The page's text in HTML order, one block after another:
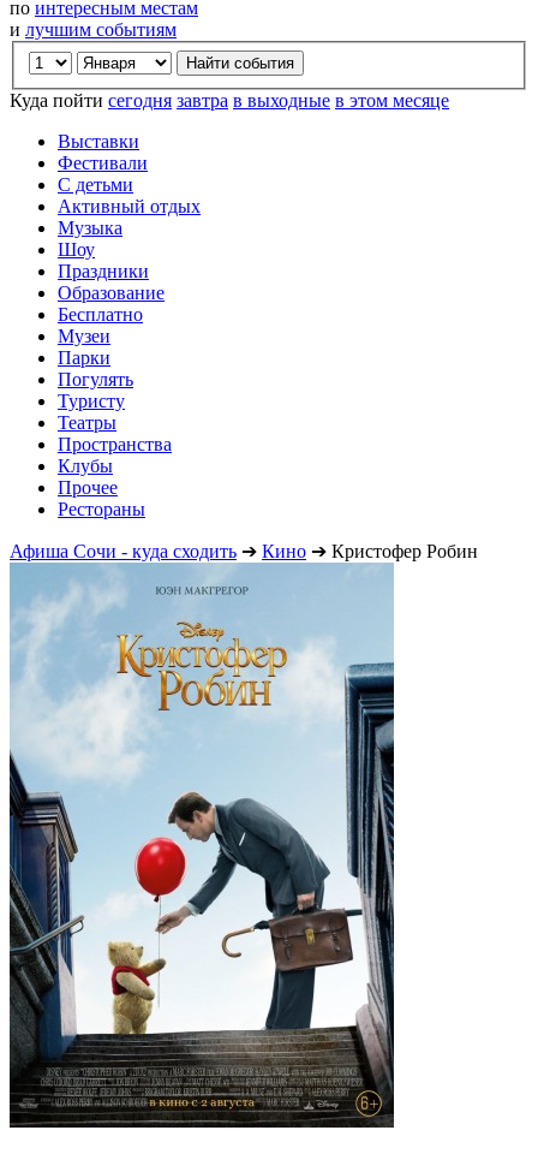
по интересным местам
и лучшим событиям
Куда пойти сегодня завтра в выходные в этом месяце
Выставки
Фестивали
С детьми
Активный отдых
Музыка
Шоу
Праздники
Образование
Бесплатно
Музеи
Парки
Погулять
Туристу
Театры
Пространства
Клубы
Прочее
Рестораны
Афиша Сочи - куда сходить ➔ Кино ➔ Кристофер Робин